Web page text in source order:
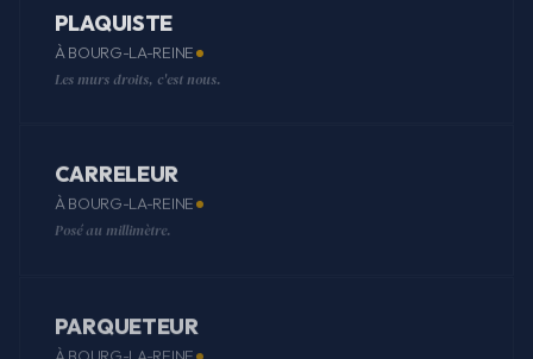
PLAQUISTE
À BOURG-LA-REINE
Les murs droits, c'est nous.
CARRELEUR
À BOURG-LA-REINE
Posé au millimètre.
PARQUETEUR
À BOURG-LA-REINE